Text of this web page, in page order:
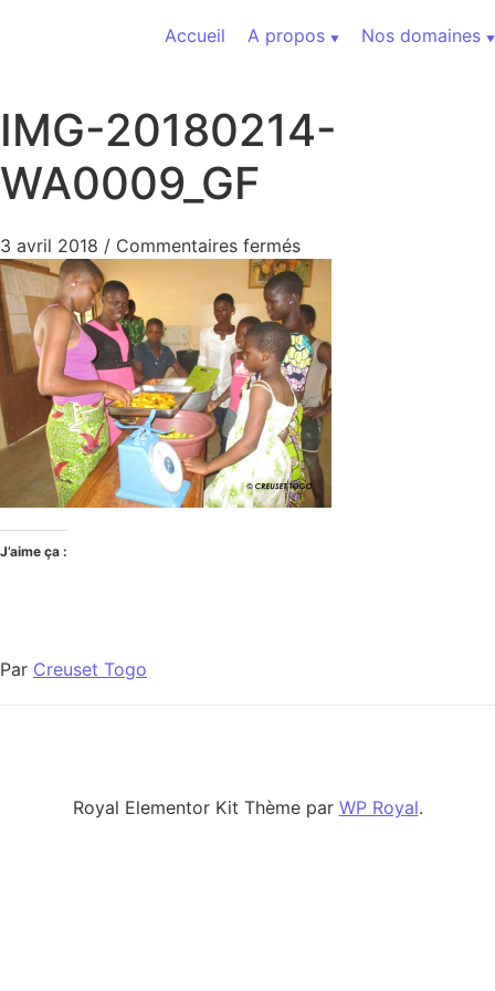
Accueil
A propos Nos domaines
IMG-20180214-
WA0009_GF
3 avril 2018 / Commentaires ferméssur IMG-20180214-
J’aime ça :
Par Creuset Togo
Royal Elementor Kit Thème par WP Royal.